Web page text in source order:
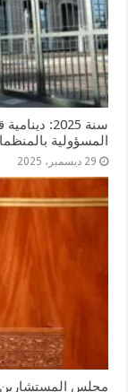
سنة 2025:
المسؤولية
29 ديسمبر، 2025
مجلس المستشارين